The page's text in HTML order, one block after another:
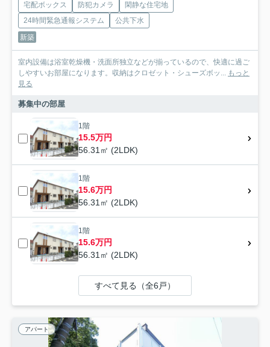
宅配ボックス 防犯カメラ
閑静な住宅地
24時間緊急通報システム
公共下水
新築
室内設備は浴室乾燥機・洗面所独立などが揃っているので、快適に過ご
しやすいお部屋になります。収納はクロゼット・シューズボッ... もっと
見る
募集中の部屋
1階
15.5万円
56.31㎡ (2LDK)
1階
15.6万円
56.31㎡ (2LDK)
1階
15.6万円
56.31㎡ (2LDK)
すべて見る（全6戸）
アパート